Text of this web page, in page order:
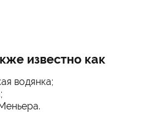
известно как
водянка;